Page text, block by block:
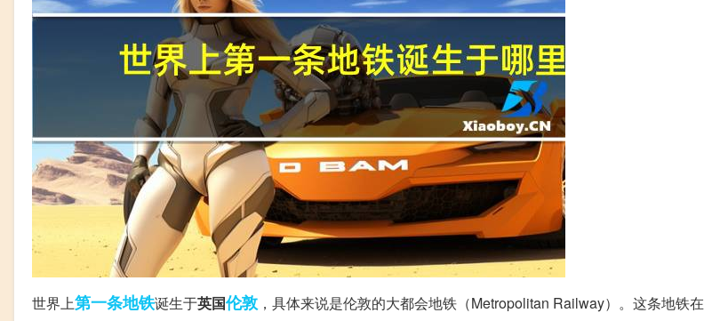
世界上第一条地铁诞生于英国伦敦 ，具体来说是伦敦的大都会地铁（Metropolitan Railway）。这条地铁在